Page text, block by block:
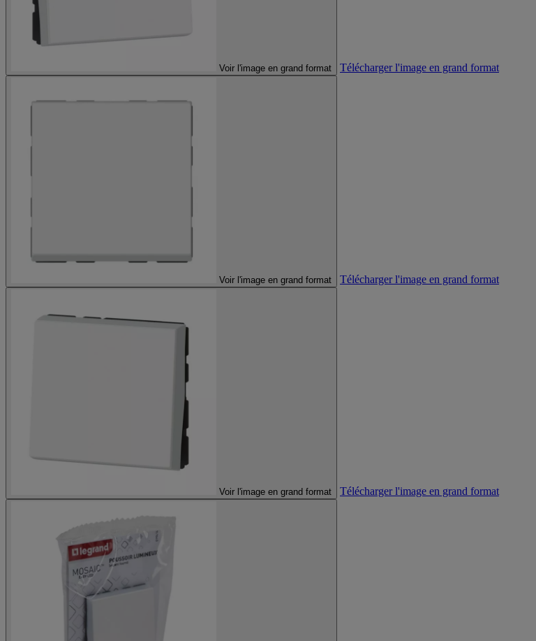
Voir l'image en grand format Télécharger l'image en grand format
Voir l'image en grand format Télécharger l'image en grand format
Voir l'image en grand format Télécharger l'image en grand format